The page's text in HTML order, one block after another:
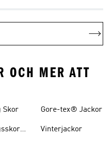
OCH MER ATT
Skor Gore-tex® Jackor
Vinterjackor